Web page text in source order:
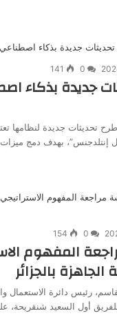
0
141
جديدة بذكاء
تحديثات جديدة لنظامها
إنتلدجنس”، بهدف دمج
0
154
المفهوم
بالجزائر
رئيس دائرة الاستعمال
أول السعيد شنقريحة،